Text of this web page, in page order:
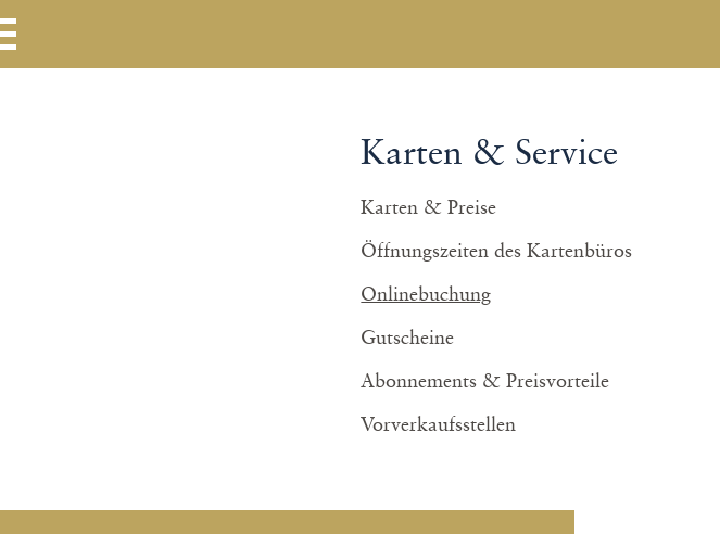
Karten & Service
Karten & Preise
Öffnungszeiten des Kartenbüros
Onlinebuchung
Gutscheine
Abonnements & Preisvorteile
Vorverkaufsstellen